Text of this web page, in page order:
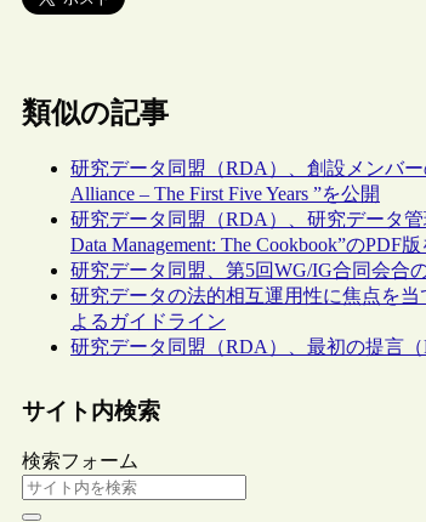
類似の記事
研究データ同盟（RDA）、創設メンバー
Alliance – The First Five Years ”を公開
研究データ同盟（RDA）、研究データ管
Data Management: The Cookbook”のPDF
研究データ同盟、第5回WG/IG合同会合
研究データの法的相互運用性に焦点を
よるガイドライン
研究データ同盟（RDA）、最初の提言（
サイト内検索
検索フォーム